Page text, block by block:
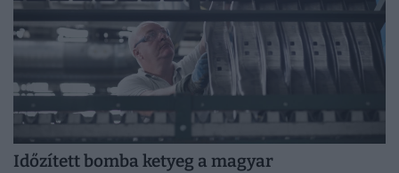
Időzített bomba ketyeg a magyar